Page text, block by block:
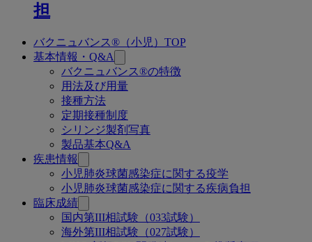
担
バクニュバンス®（小児）TOP
基本情報・Q&A
バクニュバンス®の特徴
用法及び用量
接種方法
定期接種制度
シリンジ製剤写真
製品基本Q&A
疾患情報
小児肺炎球菌感染症に関する疫学
小児肺炎球菌感染症に関する疾病負担
臨床成績
国内第III相試験（033試験）
海外第III相試験（027試験）